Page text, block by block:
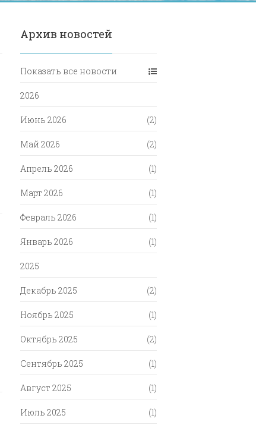
Архив новостей
Показать все новости
2026
Июнь 2026 (2)
Май 2026 (2)
Апрель 2026 (1)
Март 2026 (1)
Февраль 2026 (1)
Январь 2026 (1)
2025
Декабрь 2025 (2)
Ноябрь 2025 (1)
Октябрь 2025 (2)
Сентябрь 2025 (1)
Август 2025 (1)
Июль 2025 (1)